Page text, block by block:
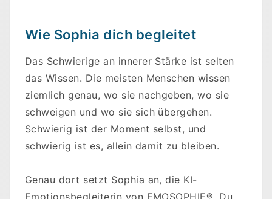
Wie Sophia dich begleitet
Das Schwierige an innerer Stärke ist selten
das Wissen. Die meisten Menschen wissen
ziemlich genau, wo sie nachgeben, wo sie
schweigen und wo sie sich übergehen.
Schwierig ist der Moment selbst, und
schwierig ist es, allein damit zu bleiben.
Genau dort setzt Sophia an, die KI-
Emotionsbegleiterin von EMOSOPHIE®. Du